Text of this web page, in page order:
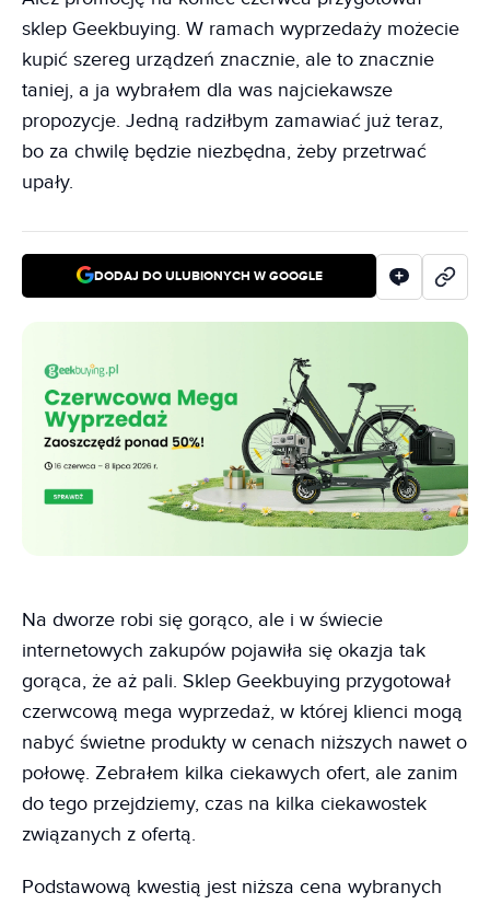
sklep Geekbuying. W ramach wyprzedaży możecie
kupić szereg urządzeń znacznie, ale to znacznie
taniej, a ja wybrałem dla was najciekawsze
propozycje. Jedną radziłbym zamawiać już teraz,
bo za chwilę będzie niezbędna, żeby przetrwać
upały.
DODAJ DO ULUBIONYCH W GOOGLE
Na dworze robi się gorąco, ale i w świecie
internetowych zakupów pojawiła się okazja tak
gorąca, że aż pali. Sklep Geekbuying przygotował
czerwcową mega wyprzedaż, w której klienci mogą
nabyć świetne produkty w cenach niższych nawet o
połowę. Zebrałem kilka ciekawych ofert, ale zanim
do tego przejdziemy, czas na kilka ciekawostek
związanych z ofertą.
Podstawową kwestią jest niższa cena wybranych